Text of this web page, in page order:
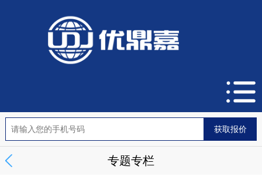
专题专栏